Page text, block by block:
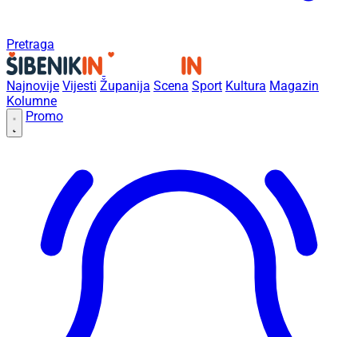
Pretraga
Najnovije Vijesti Županija Scena Sport Kultura Magazin
Kolumne
Promo